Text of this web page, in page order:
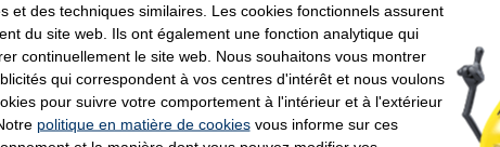
1,5 litres - noir
Description
Avec le thermos Grocier, vous pourrez déguster vos boissons préférées pendant
température. La carafe isotherme robuste en acier inoxydable a une grande
les boissons chaudes et froides. Vous pouvez facilement ouvrir et fermer le bouchon
remplissage. Grâce au bec verseur et à la poignée pratique, vous pouvez verser
confortablement. Cette carafe isotherme pour café, thé et autres boissons est
et des techniques similaires. Les cookies fonctionnels assurent
du site web. Ils ont également une fonction analytique qui
continuellement le site web. Nous souhaitons vous montrer
qui correspondent à vos centres d'intérêt et nous voulons
pour suivre votre comportement à l'intérieur et à l'extérieur
politique en matière de cookiesvous informe sur ces